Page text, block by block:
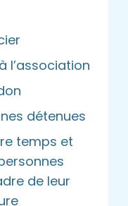
l’association
détenues
temps et
de leur